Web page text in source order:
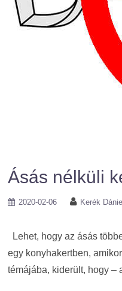
Ásás nélküli
2020-02-06 Kerék Dániel
Lehet, hogy az ásás
egy konyhakertben,
témájába, kiderült, hogy –